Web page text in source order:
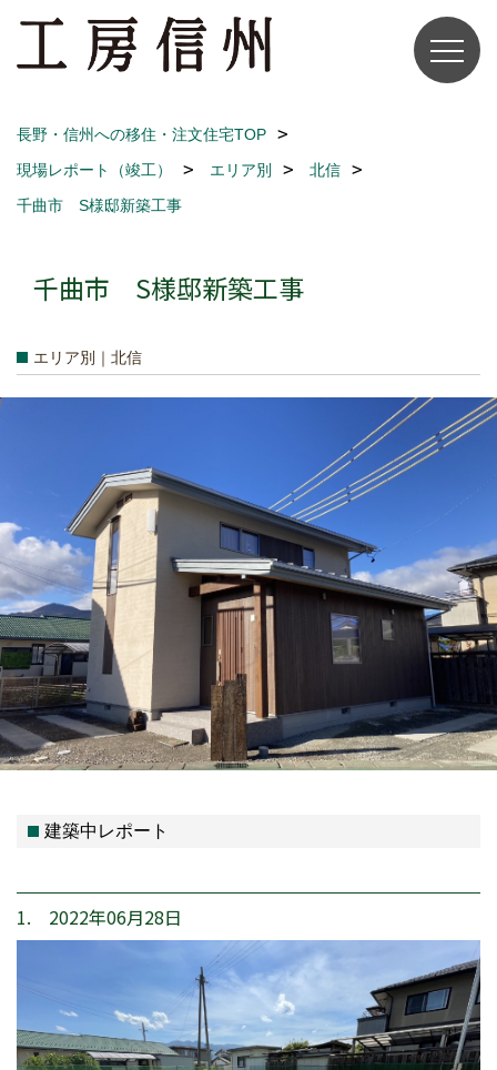
長野・信州への移住・注文住宅TOP
現場レポート（竣工）
エリア別
北信
千曲市 S様邸新築工事
千曲市 S様邸新築工事
エリア別｜北信
建築中レポート
1. 2022年06月28日